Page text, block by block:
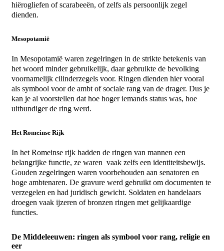
hiërogliefen of scarabeeën, of zelfs als persoonlijk zegel
dienden.
Mesopotamië
In Mesopotamië waren zegelringen in de strikte betekenis van
het woord minder gebruikelijk, daar gebruikte de bevolking
voornamelijk cilinderzegels voor. Ringen dienden hier vooral
als symbool voor de ambt of sociale rang van de drager. Dus je
kan je al voorstellen dat hoe hoger iemands status was, hoe
uitbundiger de ring werd.
Het Romeinse Rijk
In het Romeinse rijk hadden de ringen van mannen een
belangrijke functie, ze waren vaak zelfs een identiteitsbewijs.
Gouden zegelringen waren voorbehouden aan senatoren en
hoge ambtenaren. De gravure werd gebruikt om documenten te
verzegelen en had juridisch gewicht. Soldaten en handelaars
droegen vaak ijzeren of bronzen ringen met gelijkaardige
functies.
De Middeleeuwen: ringen als symbool voor rang, religie en
eer